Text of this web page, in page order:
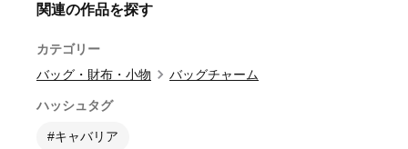
関連の作品を探す
カテゴリー
バッグ・財布・小物
バッグチャーム
ハッシュタグ
#キャバリア